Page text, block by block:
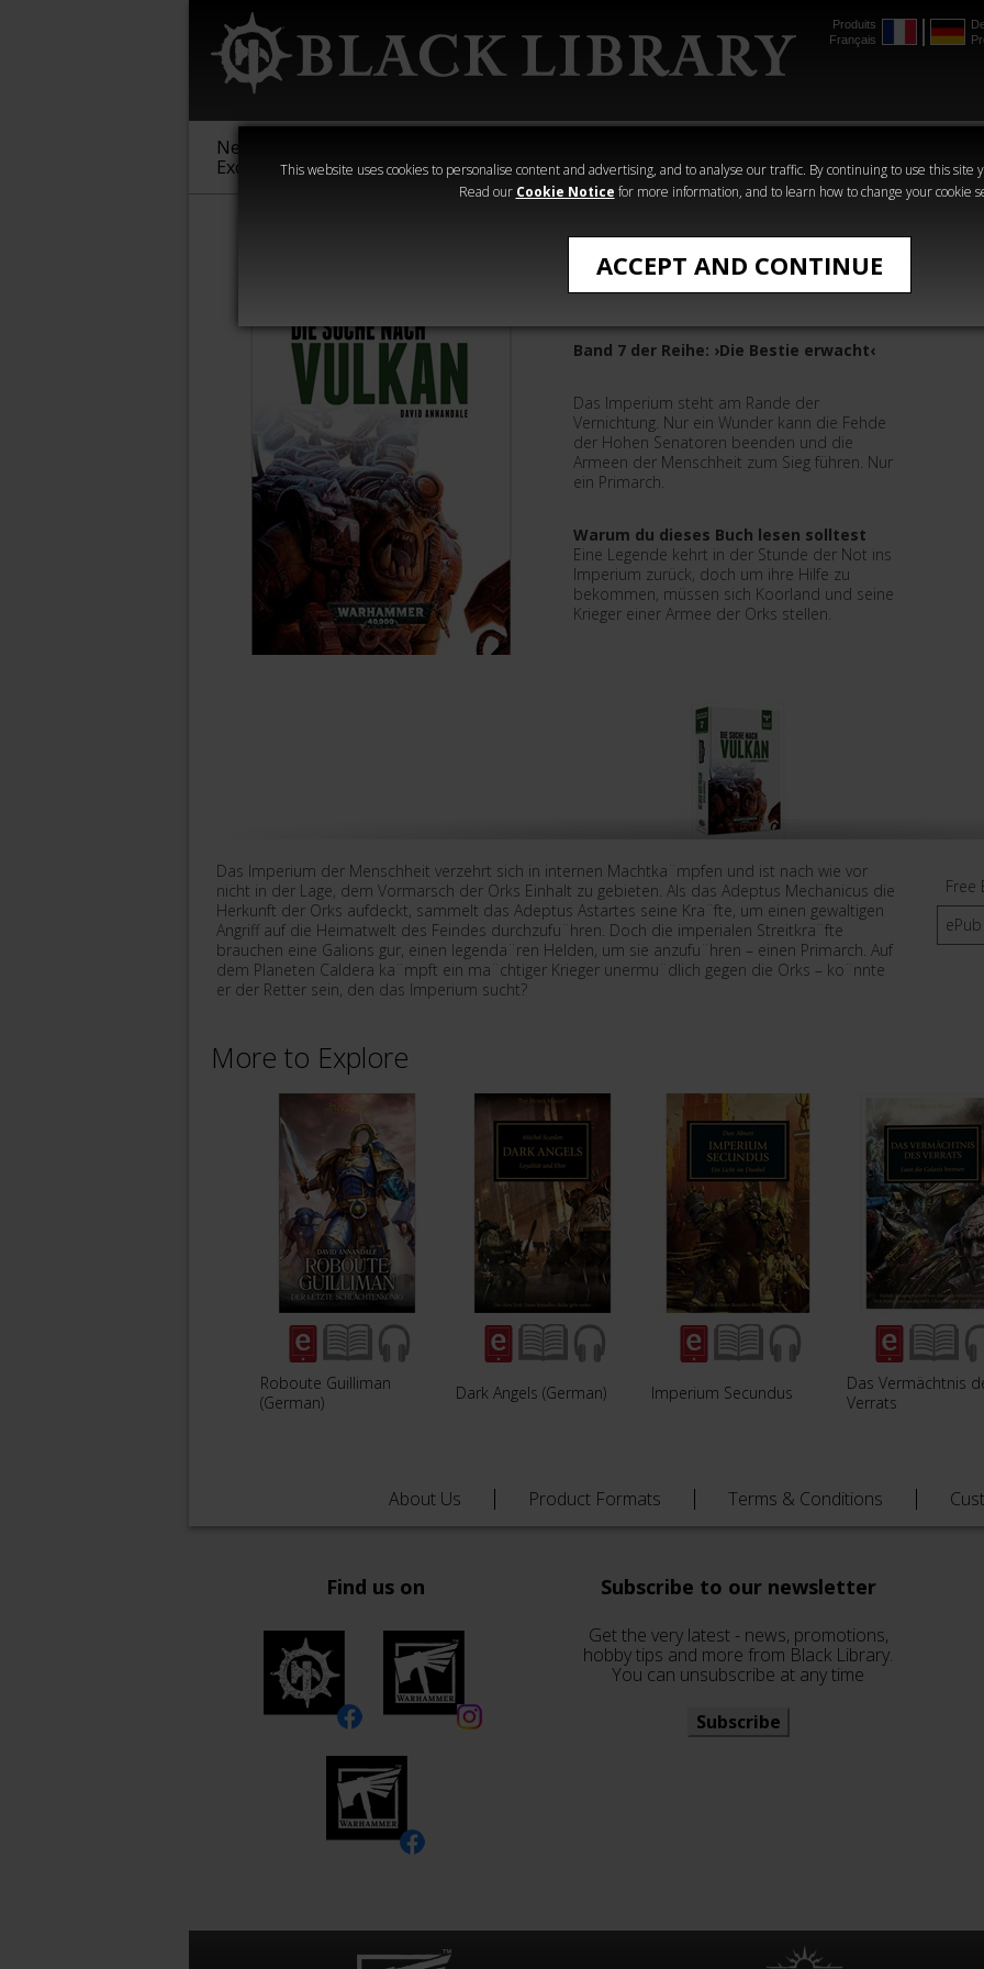
This website uses cookies to personalise content and advertising, and to analyse our traffic. By continuing to use this site
Read our Cookie Notice for more information, and to learn how to change your cookie
ACCEPT AND CONTINUE
Produits
Français
New &
Exclusive
Sigmar
40,000
Heresy
Crime
Horror
Die Suche nach Vulkan
Band 7 der Reihe: ›Die Bestie erwacht‹
Das Imperium steht am Rande der
Vernichtung. Nur ein Wunder kann die Fehde
der Hohen Senatoren beenden und die
Armeen der Menschheit zum Sieg führen. Nur
ein Primarch.
Warum du dieses Buch lesen solltest
Eine Legende kehrt in der Stunde der Not ins
Imperium zurück, doch um ihre Hilfe zu
bekommen, müssen sich Koorland und seine
Krieger einer Armee der Orks stellen.
Das Imperium der Menschheit verzehrt sich in internen Machtka¨mpfen und ist nach wie vor
nicht in der Lage, dem Vormarsch der Orks Einhalt zu gebieten. Als das Adeptus Mechanicus die
Herkunft der Orks aufdeckt, sammelt das Adeptus Astartes seine Kra¨fte, um einen gewaltigen
Angriff auf die Heimatwelt des Feindes durchzufu¨hren. Doch die imperialen Streitkra¨fte
brauchen eine Galions gur, einen legenda¨ren Helden, um sie anzufu¨hren – einen Primarch. Auf
dem Planeten Caldera ka¨mpft ein ma¨chtiger Krieger unermu¨dlich gegen die Orks – ko¨nnte
er der Retter sein, den das Imperium sucht?
Free
ePub
More to Explore
Roboute Guilliman
(German)
Dark Angels (German) Imperium Secundus
Das Vermächtnis
Verrats
About Us Product Formats Terms & Conditions
Find us on Subscribe to our newsletter
Get the very latest - news, promotions,
hobby tips and more from Black Library.
You can unsubscribe at any time
Subscribe